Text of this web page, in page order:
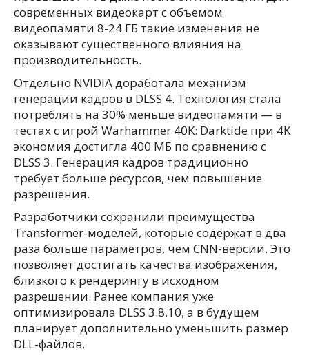
современных видеокарт с объемом
видеопамяти 8-24 ГБ такие изменения не
оказывают существенного влияния на
производительность.
Отдельно NVIDIA доработала механизм
генерации кадров в DLSS 4. Технология стала
потреблять на 30% меньше видеопамяти — в
тестах с игрой Warhammer 40K: Darktide при 4K
экономия достигла 400 МБ по сравнению с
DLSS 3. Генерация кадров традиционно
требует больше ресурсов, чем повышение
разрешения.
Разработчики сохранили преимущества
Transformer-моделей, которые содержат в два
раза больше параметров, чем CNN-версии. Это
позволяет достигать качества изображения,
близкого к рендерингу в исходном
разрешении. Ранее компания уже
оптимизировала DLSS 3.8.10, а в будущем
планирует дополнительно уменьшить размер
DLL-файлов.